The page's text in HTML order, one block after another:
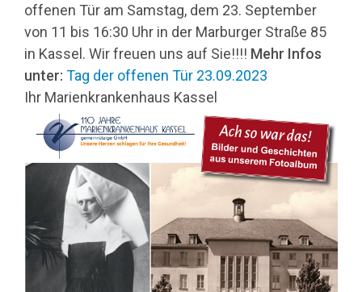
offenen Tür am Samstag, dem 23. September
von 11 bis 16:30 Uhr in der Marburger Straße 85
in Kassel. Wir freuen uns auf Sie!!!! Mehr Infos
unter: Tag der offenen Tür 23.09.2023
Ihr Marienkrankenhaus Kassel